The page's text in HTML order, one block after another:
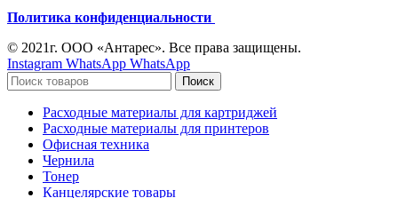
Политика конфиденциальности
© 2021г. ООО «Антарес». Все права защищены.
Instagram WhatsApp WhatsApp
Поиск
Расходные материалы для картриджей
Расходные материалы для принтеров
Офисная техника
Чернила
Тонер
Канцелярские товары